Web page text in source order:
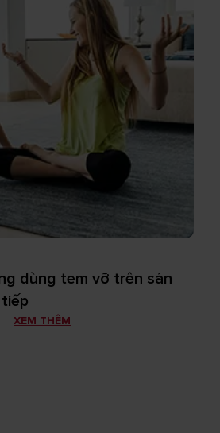
dùng tem vỡ trên sản
XEM THÊM